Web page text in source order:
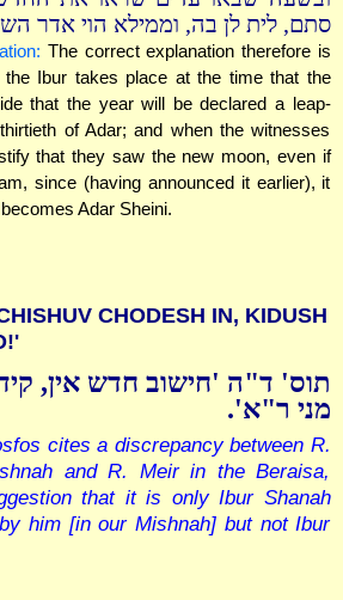
סתם, לית לן בה, וממילא הוי אדר
The correct explanation therefore is
Ibur takes place at the time that the
that the year will be declared a leap-
of Adar; and when the witnesses
that they saw the new moon, even if
since (having announced it earlier), it
Adar Sheini.
CHODESH IN, KIDUSH
תוס' ד"ה 'חישוב חדש אין,
מני ר"א'.
cites a discrepancy between R.
and R. Meir in the Beraisa,
that it is only Ibur Shanah
him [in our Mishnah] but not Ibur